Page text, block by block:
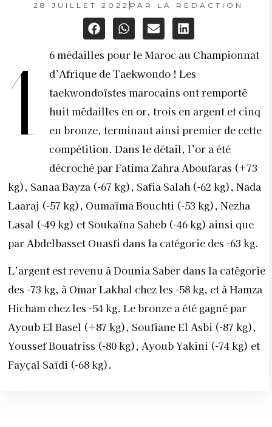
28 JUILLET 2022 PAR LA RÉDACTION
1
6 médailles pour le Maroc au Championnat
d’Afrique de Taekwondo ! Les
taekwondoïstes marocains ont remporté
huit médailles en or, trois en argent et cinq
en bronze, terminant ainsi premier de cette
compétition. Dans le détail, l’or a été
décroché par Fatima Zahra Aboufaras (+73
kg), Sanaa Bayza (-67 kg), Safia Salah (-62 kg), Nada
Laaraj (-57 kg), Oumaïma Bouchti (-53 kg), Nezha
Lasal (-49 kg) et Soukaïna Saheb (-46 kg) ainsi que
par Abdelbasset Ouasfi dans la catégorie des -63 kg.
L’argent est revenu à Dounia Saber dans la catégorie
des -73 kg, à Omar Lakhal chez les -58 kg, et à Hamza
Hicham chez les -54 kg. Le bronze a été gagné par
Ayoub El Basel (+87 kg), Soufiane El Asbi (-87 kg),
Youssef Bouatriss (-80 kg), Ayoub Yakini (-74 kg) et
Fayçal Saïdi (-68 kg).